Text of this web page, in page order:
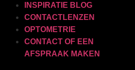
INSPIRATIE BLOG
CONTACTLENZEN
OPTOMETRIE
CONTACT OF EEN
AFSPRAAK MAKEN